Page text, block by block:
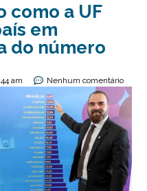
como a UF
em
do número
am Nenhum comentário